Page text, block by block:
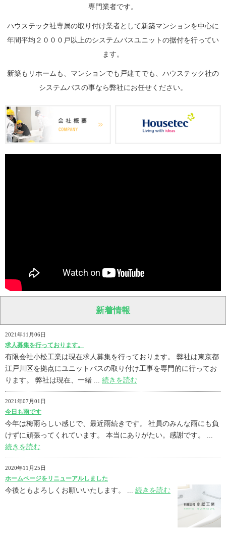
専門業者です。
ハウステック社専属の取り付け業者として新築マンションを中心に
年間平均２０００戸以上のシステムバスユニットの据付を行ってい
ます。
新築もリホームも、マンションでも戸建てでも、ハウステック社の
システムバスの事なら弊社にお任せください。
新着情報
2021年11月06日
求人募集を行っております。
有限会社小松工業は現在求人募集を行っております。 弊社は東京都
江戸川区を拠点にユニットバスの取り付け工事を専門的に行ってお
ります。 弊社は現在、一緒 ... 続きを読む
2021年07月01日
今日も雨です
今年は梅雨らしい感じで、最近雨続きです。 社員のみんな雨にも負
けずに頑張ってくれています。 本当にありがたい。感謝です。 ...
続きを読む
2020年11月25日
ホームページをリニューアルしました
今後ともよろしくお願いいたします。 ... 続きを読む